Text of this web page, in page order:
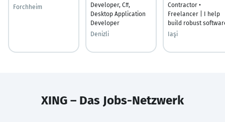
Forchheim
Developer, C#,
Desktop Application
Developer
Denizli
Contractor •
Freelancer | I help
build robust
Iaşi
XING – Das Jobs-Netzwerk